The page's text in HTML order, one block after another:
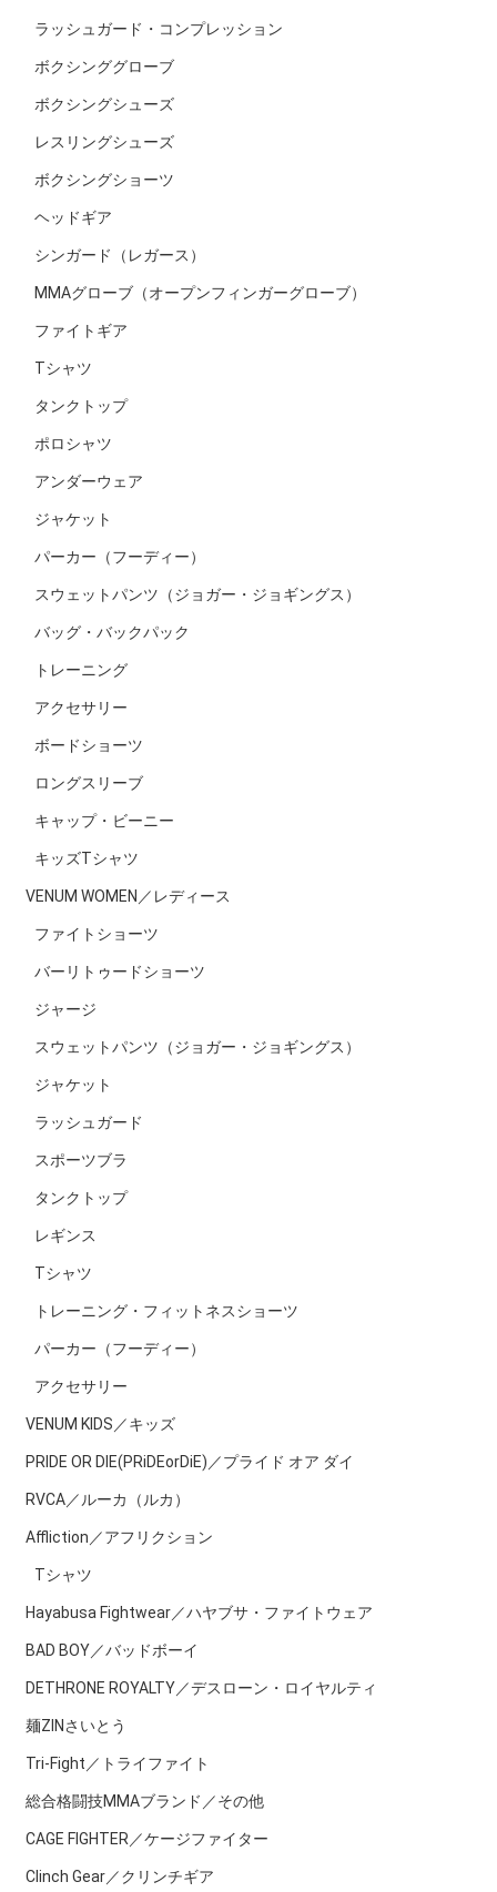
ラッシュガード・コンプレッション
ボクシンググローブ
ボクシングシューズ
レスリングシューズ
ボクシングショーツ
ヘッドギア
シンガード（レガース）
MMAグローブ（オープンフィンガーグローブ）
ファイトギア
Tシャツ
タンクトップ
ポロシャツ
アンダーウェア
ジャケット
パーカー（フーディー）
スウェットパンツ（ジョガー・ジョギングス）
バッグ・バックパック
トレーニング
アクセサリー
ボードショーツ
ロングスリーブ
キャップ・ビーニー
キッズTシャツ
VENUM WOMEN／レディース
ファイトショーツ
バーリトゥードショーツ
ジャージ
スウェットパンツ（ジョガー・ジョギングス）
ジャケット
ラッシュガード
スポーツブラ
タンクトップ
レギンス
Tシャツ
トレーニング・フィットネスショーツ
パーカー（フーディー）
アクセサリー
VENUM KIDS／キッズ
PRIDE OR DIE(PRiDEorDiE)／プライド オア ダイ
RVCA／ルーカ（ルカ）
Affliction／アフリクション
Tシャツ
Hayabusa Fightwear／ハヤブサ・ファイトウェア
BAD BOY／バッドボーイ
DETHRONE ROYALTY／デスローン・ロイヤルティ
麺ZINさいとう
Tri-Fight／トライファイト
総合格闘技MMAブランド／その他
CAGE FIGHTER／ケージファイター
Clinch Gear／クリンチギア